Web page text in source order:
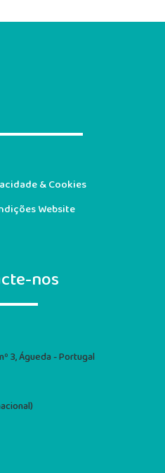
& Cookies
Website
nos
3, Águeda - Portugal